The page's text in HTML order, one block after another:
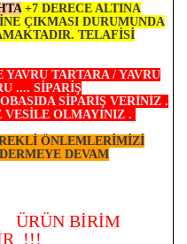
+7 DERECE ALTINA
ÇIKMASI DURUMUNDA
TELAFİSİ
TARTARA / YAVRU
.... SİPARİŞ
SİPARİŞ VERİNİZ .
VESİLE OLMAYINIZ .
ÖNLEMLERİMİZİ
DEVAM
ÜRÜN BİRİM
!!!